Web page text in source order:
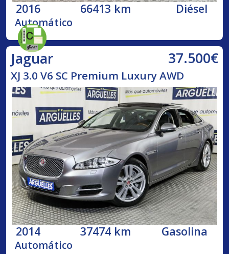
2016 66413 km Diésel
Automático
Jaguar 37.500€
XJ 3.0 V6 SC Premium Luxury AWD
2014 37474 km Gasolina
Automático